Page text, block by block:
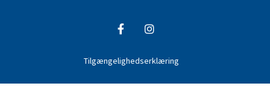
Tilgængelighedserklæring